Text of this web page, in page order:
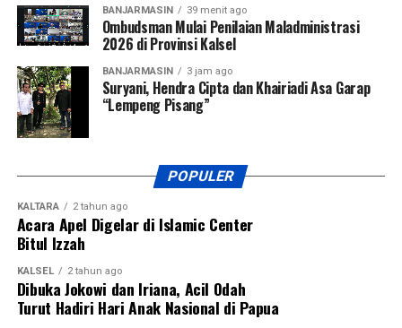
BANJARMASIN 39 menit ago
Ombudsman Mulai Penilaian Maladministrasi
2026 di Provinsi Kalsel
BANJARMASIN 3 jam ago
Suryani, Hendra Cipta dan Khairiadi Asa Garap
“Lempeng Pisang”
POPULER
KALTARA 2 tahun ago
Acara Apel Digelar di Islamic Center
Bitul Izzah
KALSEL 2 tahun ago
Dibuka Jokowi dan Iriana, Acil Odah
Turut Hadiri Hari Anak Nasional di Papua